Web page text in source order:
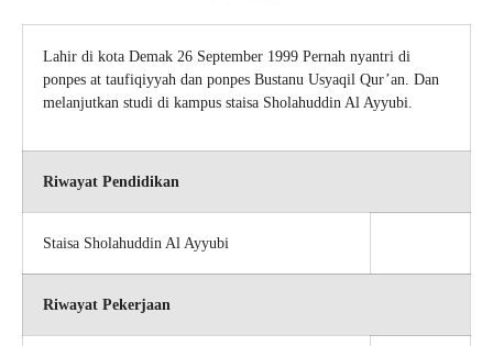
Lahir di kota Demak 26 September 1999 Pernah nyantri di
ponpes at taufiqiyyah dan ponpes Bustanu Usyaqil Qur’an. Dan
melanjutkan studi di kampus staisa Sholahuddin Al Ayyubi.
Riwayat Pendidikan
Staisa Sholahuddin Al Ayyubi
Riwayat Pekerjaan